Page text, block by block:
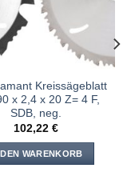
Kreissägeblatt
x 2,4 x 20 Z= 4 F,
SDB, neg.
102,22 €
WARENKORB